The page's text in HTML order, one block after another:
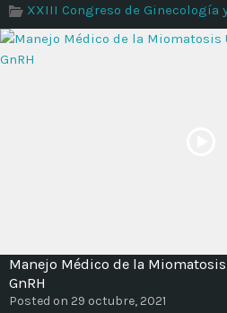
XXIII Congreso de Ginecología
Manejo Médico de la
GnRH
Posted on 29 octubre, 2021